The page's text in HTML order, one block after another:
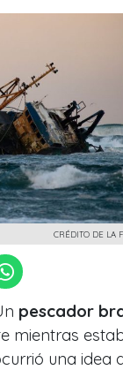
CRÉDITO DE LA
pescador
mientras
una idea